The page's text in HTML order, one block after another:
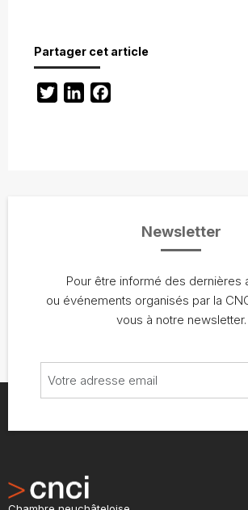
Partager cet article
TwitterLinkedIn
Newsletter
Pour être informé des dernières
ou événements organisés par la
vous à notre newsletter.